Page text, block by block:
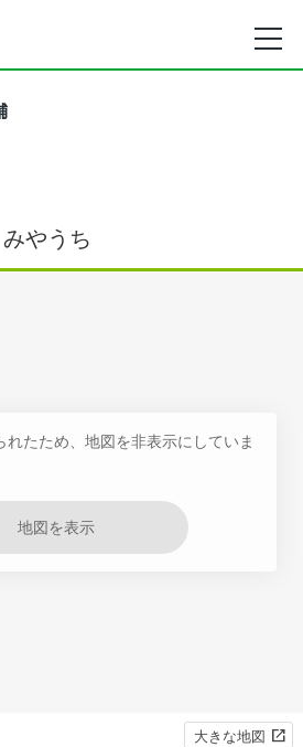
やうち
たため、地図を非表示にしていま
地図を表示
大きな地図